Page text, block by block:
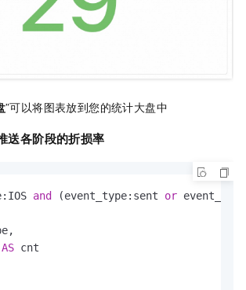
”可以将图表放到您的统计大盘中
送各阶段的折损率
and (event_type:sent or
AS